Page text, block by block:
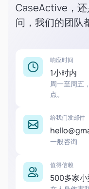
CaseActive，还
问，我们的团队
响应时间
1小时内
周一至周五
点。
给我们发邮件
一般咨询
值得信赖
500多家